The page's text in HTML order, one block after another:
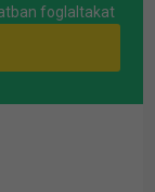
foglaltakat